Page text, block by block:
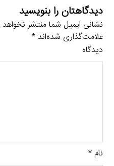
دیدگاهتان را بنویسید
نشانی ایمیل شما منتشر
علامت‌گذاری شده‌اند*
دیدگاه
نام*